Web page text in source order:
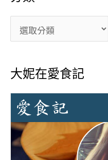
大妮在愛食記